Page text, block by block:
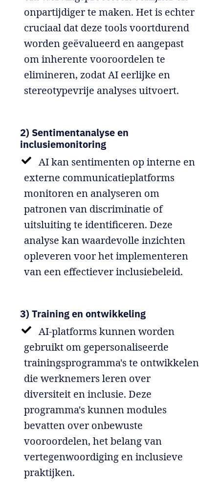
onpartijdiger te maken. Het is echter
cruciaal dat deze tools voortdurend
worden geëvalueerd en aangepast
om inherente vooroordelen te
elimineren, zodat AI eerlijke en
stereotypevrije analyses uitvoert.
2) Sentimentanalyse en
inclusiemonitoring
AI kan sentimenten op interne en
externe communicatieplatforms
monitoren en analyseren om
patronen van discriminatie of
uitsluiting te identificeren. Deze
analyse kan waardevolle inzichten
opleveren voor het implementeren
van een effectiever inclusiebeleid.
3) Training en ontwikkeling
AI-platforms kunnen worden
gebruikt om gepersonaliseerde
trainingsprogramma's te ontwikkelen
die werknemers leren over
diversiteit en inclusie. Deze
programma's kunnen modules
bevatten over onbewuste
vooroordelen, het belang van
vertegenwoordiging en inclusieve
praktijken.